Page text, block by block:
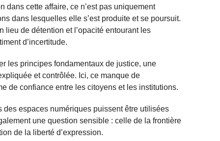
dans cette affaire, ce n’est pas uniquement
dans lesquelles elle s’est produite et se poursuit.
lieu de détention et l’opacité entourant les
d’incertitude.
les principes fondamentaux de justice, une
et contrôlée. Ici, ce manque de
de confiance entre les citoyens et les institutions.
espaces numériques puissent être utilisées
une question sensible : celle de la frontière
de la liberté d’expression.